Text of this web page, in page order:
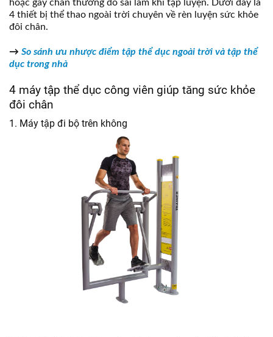
hoặc gây chấn thương do sai lầm khi tập luyện. Dưới đây là
4 thiết bị thể thao ngoài trời chuyên về rèn luyện sức khỏe
đôi chân.
→ So sánh ưu nhược điểm tập thể dục ngoài trời và tập thể
dục trong nhà
4 máy tập thể dục công viên giúp tăng sức khỏe
đôi chân
1. Máy tập đi bộ trên không